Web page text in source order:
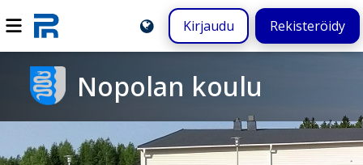
Kirjaudu Rekisteröidy
Nopolan koulu